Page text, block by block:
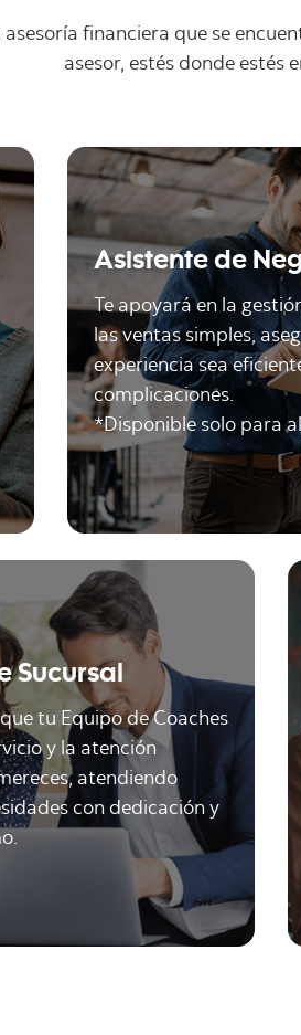
asesoría financiera que se
asesor, estés donde estés
Asistente de
Te apoyará en la
las ventas simples,
experiencia sea
complicaciones.
*Disponible solo para
Sucursal
tu Equipo de Coaches
y la atención
atendiendo
con dedicación y